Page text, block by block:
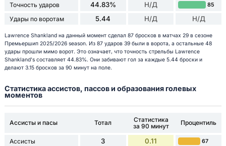
Точность ударов 44.83% Н/Д 85
Удары по воротам 5.44 Н/Д Н/Д
Lawrence Shankland на данный момент сделал 87 бросков в матчах 29 в сезоне
Премьершип 2025/2026 season. Из 87 ударов 39 были в ворота, а остальные 48
удары прошли мимо ворот. Это означает, что точность стрельбы Lawrence
Shankland's составляет 44.83%. Они забивают гол за каждые 5.44 броски и
делают 3.15 бросков за 90 минут на поле.
Статистика ассистов, пассов и образования голевых
моментов
Ассисты и пасы Тотал
Статистика
за 90 минут
Процентиль
Ассисты 3 0.11 67